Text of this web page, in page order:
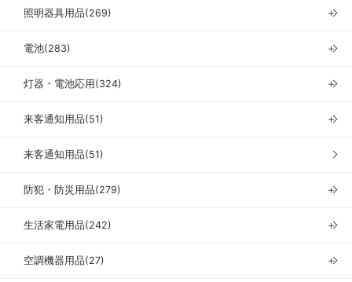
照明器具用品(269) ＋
電池(283) ＋
灯器・電池応用(324) ＋
来客通知用品(51) ＋
来客通知用品(51)
防犯・防災用品(279) ＋
生活家電用品(242) ＋
空調機器用品(27) ＋